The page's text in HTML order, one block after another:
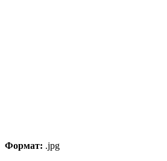
Формат: .jpg